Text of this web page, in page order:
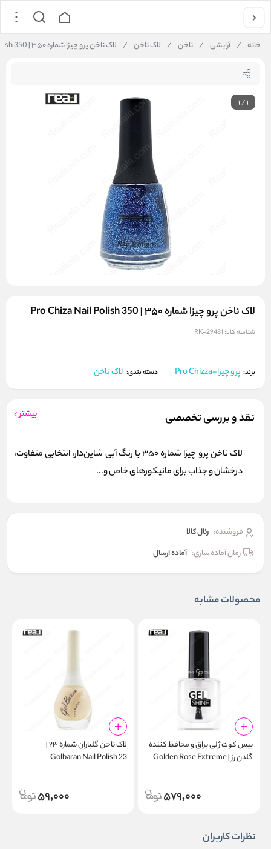
خانه / آرایشی / ناخن / لاک ناخن / لاک ناخن پرو چیزا شماره ۳۵۰ | Pro Chiza Nail Polish 350
1/1
لاک ناخن پرو چیزا شماره ۳۵۰ | Pro Chiza Nail Polish 350
شناسه کالا: RK-29481
برند: پرو چیزا-Pro Chizza دسته بندی: لاک ناخن
نقد و بررسی تخصصی بیشتر
لاک ناخن پرو چیزا شماره 350 با رنگ آبی شاین‌دار، انتخابی متفاوت،
درخشان و جذاب برای مانیکورهای خاص و...
فروشنده: رئال كالا
زمان آماده سازی: آماده ارسال
محصولات مشابه
بیس‌ کوت ژلی براق و محافظ کننده
گلدن رز | Golden Rose Extreme
579,000
لاک ناخن گلباران شماره ۲۳ |
Golbaran Nail Polish 23
59,000
نظرات کاربران